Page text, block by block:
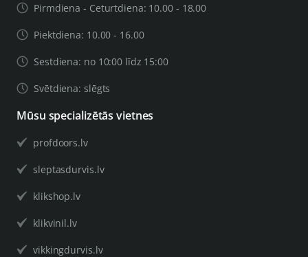
Pirmdiena - Ceturtdiena: 10.00 - 18.00
Piektdiena: 10.00 - 16.00
Sestdiena: no 10:00 līdz 15:00
Svētdiena: slēgts
Mūsu specializētās vietnes
profdoors.lv
sleptasdurvis.lv
klikshop.lv
klikvinil.lv
vikkingdurvis.lv